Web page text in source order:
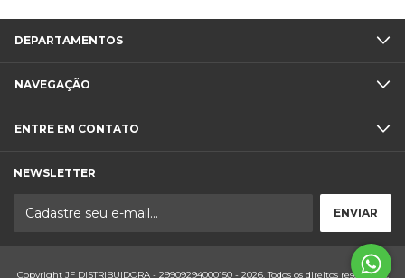
DEPARTAMENTOS
NAVEGAÇÃO
ENTRE EM CONTATO
NEWSLETTER
Copyright JF DISTRIBUIDORA - 29909294000150 - 2026. Todos os direitos reservados.